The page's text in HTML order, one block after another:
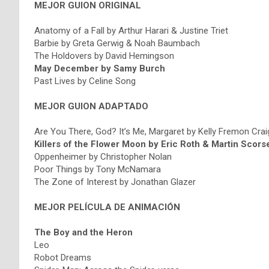
MEJOR GUION ORIGINAL
Anatomy of a Fall by Arthur Harari & Justine Triet
Barbie by Greta Gerwig & Noah Baumbach
The Holdovers by David Hemingson
May December by Samy Burch
Past Lives by Celine Song
MEJOR GUION ADAPTADO
Are You There, God? It’s Me, Margaret by Kelly Fremon
Killers of the Flower Moon by Eric Roth & Martin
Oppenheimer by Christopher Nolan
Poor Things by Tony McNamara
The Zone of Interest by Jonathan Glazer
MEJOR PELÍCULA DE ANIMACIÓN
The Boy and the Heron
Leo
Robot Dreams